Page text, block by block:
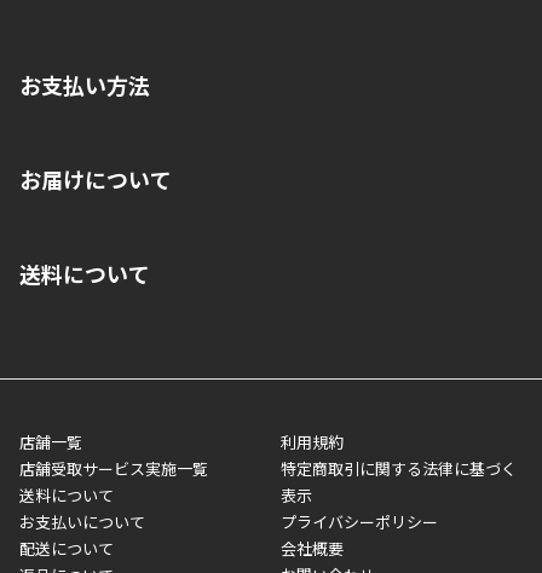
お支払い方法
いいただくことはできません。ご了承ください。
■代金引換(代引)※手数料がかかります
■商品によっては一部決済方法が使用できない場合がございま
す。
お届けについて
ご注文が確認出来次第、1～4営業日に発送いたします。「お取り
業日にてお引渡しとなります。(離島などの場合、例外もあります)
メーカー直送品など一部商品については、その他商品との購入に
制限がかかる場合がございます。また発送日についても、通常と
異なる場合がございます。対象商品の説明ページをご確認くださ
い。
■店舗受取をご選択いただいた場合
送料について
店舗一覧
店舗受取サービス実施一覧
送料について
お支払いについて
配送について
利用規約
特定商取引に関する法律に基づく
表示
プライバシーポリシー
会社概要